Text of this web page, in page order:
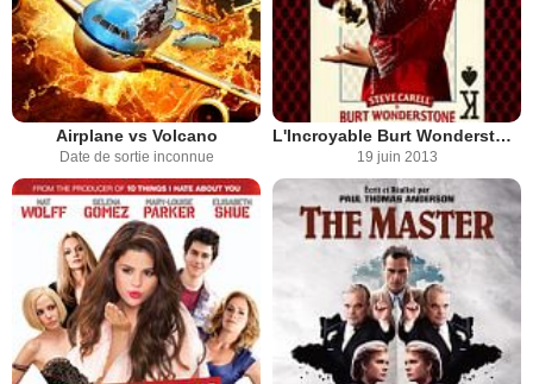
Airplane vs Volcano
Date de sortie inconnue
L'Incroyable Burt Wonderstone
19 juin 2013